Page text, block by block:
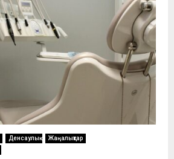
Денсаулық
Жаңалықтар